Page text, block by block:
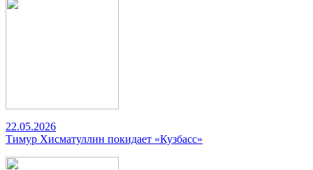
22.05.2026
Тимур Хисматуллин покидает «Кузбасс»